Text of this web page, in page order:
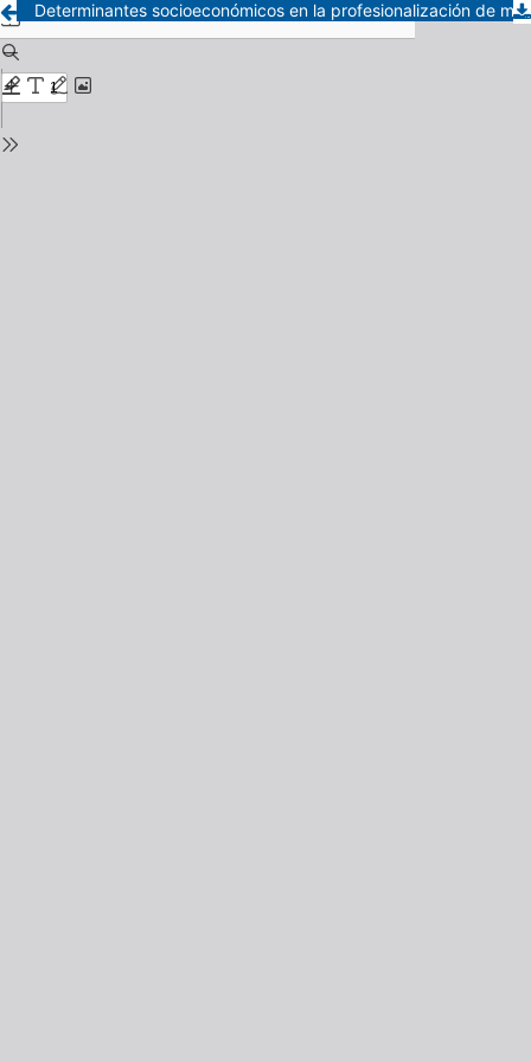
Determinantes socioeconómicos en la profesionalización de mujeres indígenas Shuar en Ecuador